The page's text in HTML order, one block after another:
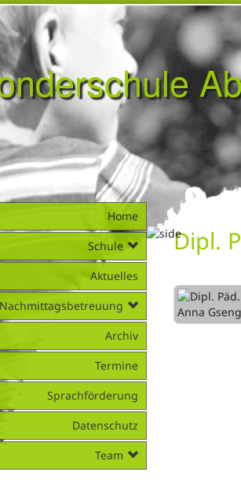
Dipl.
Home
Schule
Aktuelles
Nachmittagsbetreuung
Archiv
Termine
Sprachförderung
Datenschutz
Team